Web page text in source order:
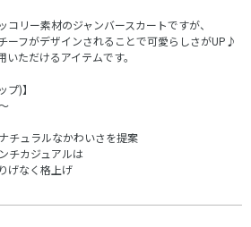
リー素材のジャンバースカートですが、
ーフがデザインされることで可愛らしさがUP♪
ただけるアイテムです。
)】
チュラルなかわいさを提案
チカジュアルは
げなく格上げ